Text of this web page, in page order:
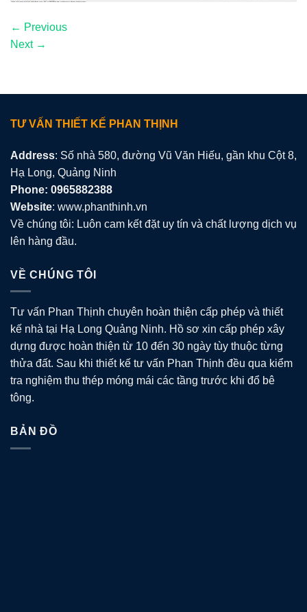
← Previous
Next →
TƯ VẤN THIẾT KẾ PHAN THỊNH
Address: Số nhà 580, đường Vũ Văn Hiếu, gần khu Cột 8,
Hạ Long, Quảng Ninh
Phone: 0965882388
Website: www.phanthinh.vn
Về chúng tôi: Luôn cam kết đặt uy tín và chất lượng dịch vụ
lên hàng đầu.
VỀ CHÚNG TÔI
Tư vấn Phan Thịnh chuyên hoàn thiện cấp phép và thiết
kế nhà tại Hạ Long Quảng Ninh. Hồ sơ xin cấp phép xây
dựng được hoàn thiện từ 10 đến 30 ngày tùy thuộc từng
thửa đất. Sau khi thiết kế tư vấn Phan Thịnh đều qua kiểm
tra nghiệm thu thép móng mái các tầng trước khi đổ bê
tông.
BẢN ĐỒ